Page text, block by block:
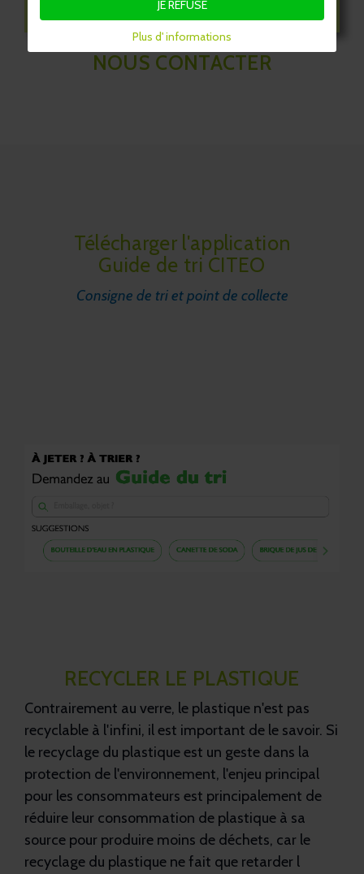
NOUS CONTACTER
Télécharger l'application
Guide de tri CITEO
Consigne de tri et point de collecte
RECYCLER LE PLASTIQUE
Contrairement au verre, le plastique n'est pas
recyclable à l'infini, il est important de le savoir. Si
le recyclage du plastique est un geste dans la
protection de l'environnement, l'enjeu principal
pour les consommateurs est principalement de
réduire leur consommation de plastique à sa
source pour produire moins de déchets, car le
recyclage du plastique ne fait que retarder l
JE REFUSE
Plus d' informations